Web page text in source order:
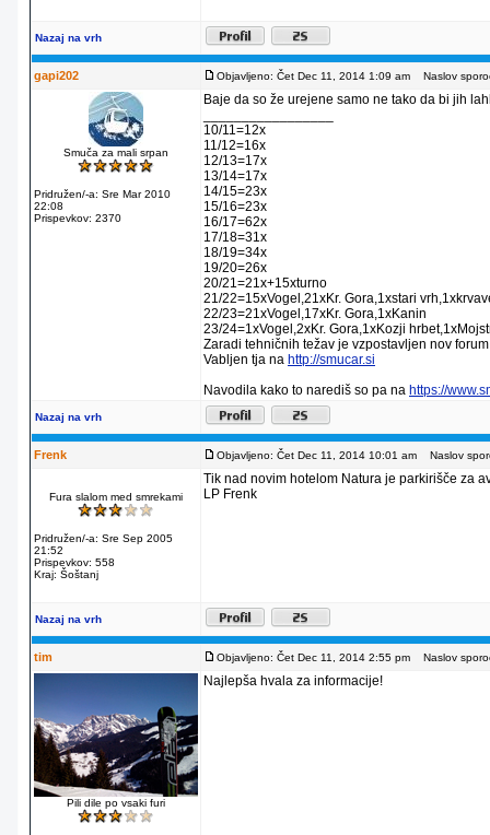
Nazaj na vrh
gapi202 Objavljeno: Čet Dec 11, 2014 1:09 am Naslov
Smuča za mali srpan
Pridružen/-a: Sre Mar 2010
22:08
Prispevkov: 2370
Baje da so že urejene samo ne tako da bi jih
10/11=12x
11/12=16x
12/13=17x
13/14=17x
14/15=23x
15/16=23x
16/17=62x
17/18=31x
18/19=34x
19/20=26x
20/21=21x+15xturno
21/22=15xVogel,21xKr. Gora,1xstari
22/23=21xVogel,17xKr. Gora,1xKanin
23/24=1xVogel,2xKr. Gora,1xKozji
Zaradi tehničnih težav je vzpostavljen nov
Vabljen tja na http://smucar.si
Navodila kako to narediš so pa na https://
Nazaj na vrh
Frenk Objavljeno: Čet Dec 11, 2014 10:01 am Naslov
Fura slalom med smrekami
Pridružen/-a: Sre Sep 2005
21:52
Prispevkov: 558
Kraj: Šoštanj
Tik nad novim hotelom Natura je parkirišče za
LP Frenk
Nazaj na vrh
tim Objavljeno: Čet Dec 11, 2014 2:55 pm Naslov
Pili dile po vsaki furi
Najlepša hvala za informacije!